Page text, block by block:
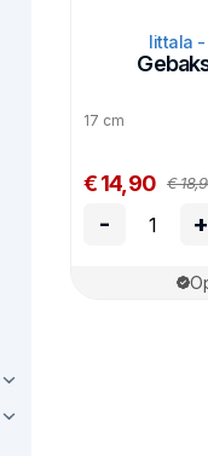
Iittala -
17 cm
€ 14,90 €
- +